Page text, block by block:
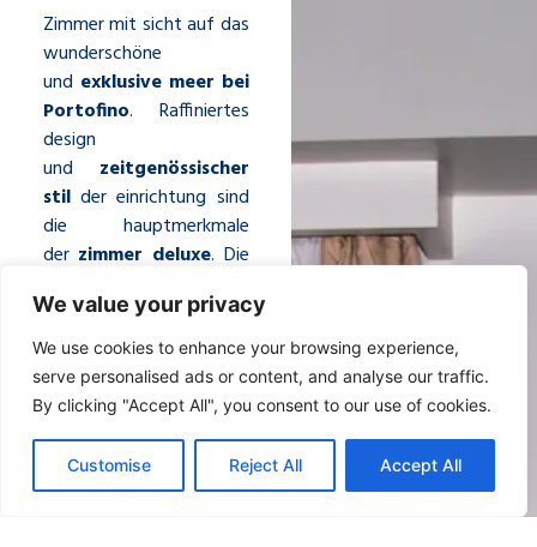
We value your privacy
We use cookies to enhance your browsing experience,
serve personalised ads or content, and analyse our traffic.
By clicking "Accept All", you consent to our use of cookies.
Customise Reject All Accept All
Zimmer mit sicht auf das
wunderschöne
und exklusive meer bei
Portofino. Raffiniertes
design
und zeitgenössischer
stilder einrichtung sind
die hauptmerkmale
der zimmer deluxe. Die
innenräume bringen die
lebhaften farben der
natur zur geltung, die
durch die großen fenster
hinein fluten.